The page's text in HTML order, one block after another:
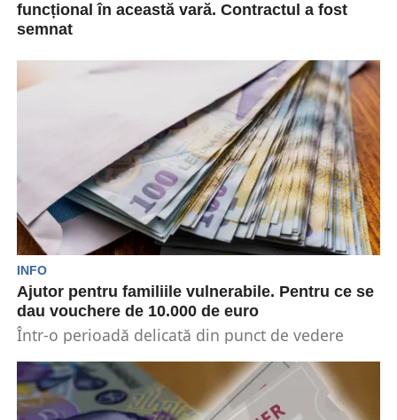
funcțional în această vară. Contractul a fost
semnat
semnat contractul pentru furnizarea panourilor
destinate unei noi centrale...
INFO
Ajutor pentru familiile vulnerabile. Pentru ce se
dau vouchere de 10.000 de euro
Într-o perioadă delicată din punct de vedere
primesc vouchere în...